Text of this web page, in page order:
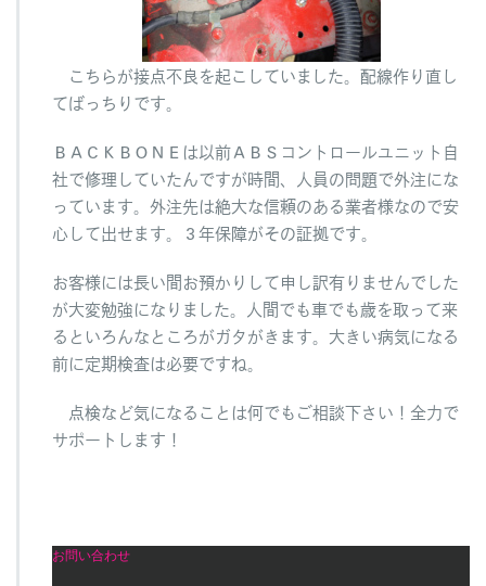
こちらが接点不良を起こしていました。配線作り直し
てばっちりです。
ＢＡＣＫＢＯＮＥは以前ＡＢＳコントロールユニット自
社で修理していたんですが時間、人員の問題で外注にな
っています。外注先は絶大な信頼のある業者様なので安
心して出せます。３年保障がその証拠です。
お客様には長い間お預かりして申し訳有りませんでした
が大変勉強になりました。人間でも車でも歳を取って来
るといろんなところがガタがきます。大きい病気になる
前に定期検査は必要ですね。
点検など気になることは何でもご相談下さい！全力で
サポートします！
お問い合わせ